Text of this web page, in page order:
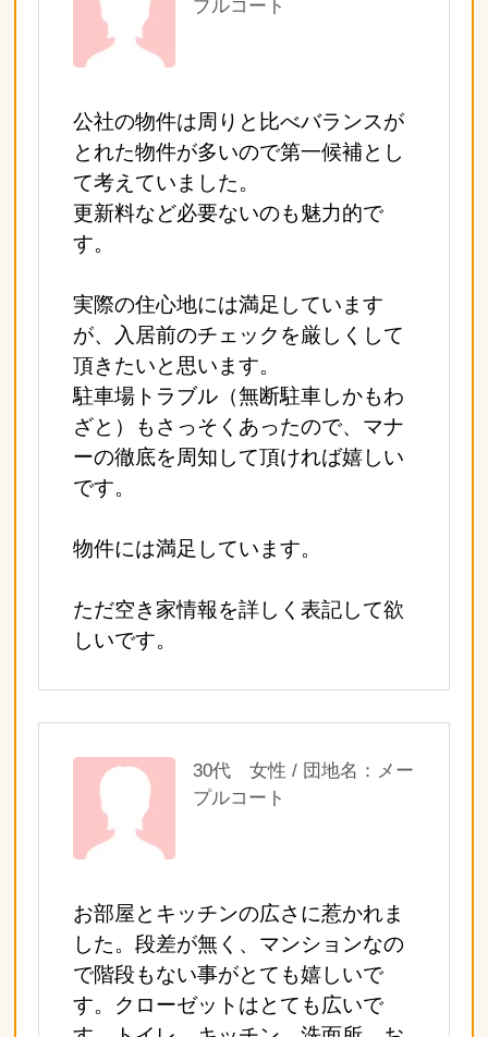
プルコート
公社の物件は周りと比べバランスが
とれた物件が多いので第一候補とし
て考えていました。
更新料など必要ないのも魅力的で
す。
実際の住心地には満足しています
が、入居前のチェックを厳しくして
頂きたいと思います。
駐車場トラブル（無断駐車しかもわ
ざと）もさっそくあったので、マナ
ーの徹底を周知して頂ければ嬉しい
です。
物件には満足しています。
ただ空き家情報を詳しく表記して欲
しいです。
30代 女性 / 団地名：メー
プルコート
お部屋とキッチンの広さに惹かれま
した。段差が無く、マンションなの
で階段もない事がとても嬉しいで
す。クローゼットはとても広いで